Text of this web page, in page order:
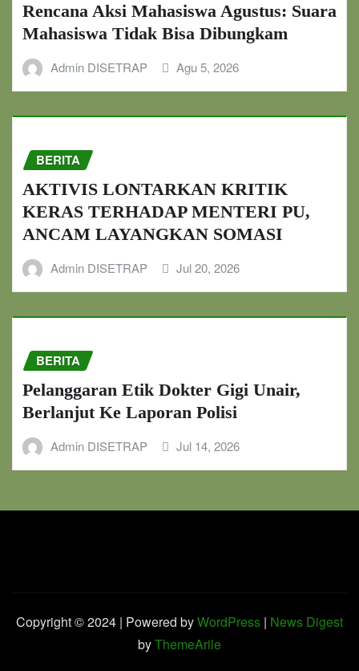
Rencana Aksi Mahasiswa Agustus: Suara
Mahasiswa Tidak Bisa Dibungkam
Admin DISETRAP Agu 5, 2026
BERITA
AKTIVIS LONTARKAN KRITIK
KERAS TERHADAP MENTERI PU,
ANCAM LAYANGKAN SOMASI
Admin DISETRAP Jul 20, 2026
BERITA
Pelanggaran Etik Dokter Gigi Unair,
Berlanjut Ke Laporan Polisi
Admin DISETRAP Jul 14, 2026
Copyright © 2024 | Powered byWordPress | News Digest
byThemeArile